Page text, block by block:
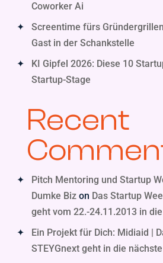
Coworker Ai
Screentime fürs
Gast in der Schankstelle
KI Gipfel 2026: Diese 10
Startup-Stage
Recent
Pitch Mentoring und Startup
Dumke Bizon Das Startup
geht vom 22.-24.11.2013 in
Ein Projekt für Dich: Midiaid |
STEYGnext geht in die